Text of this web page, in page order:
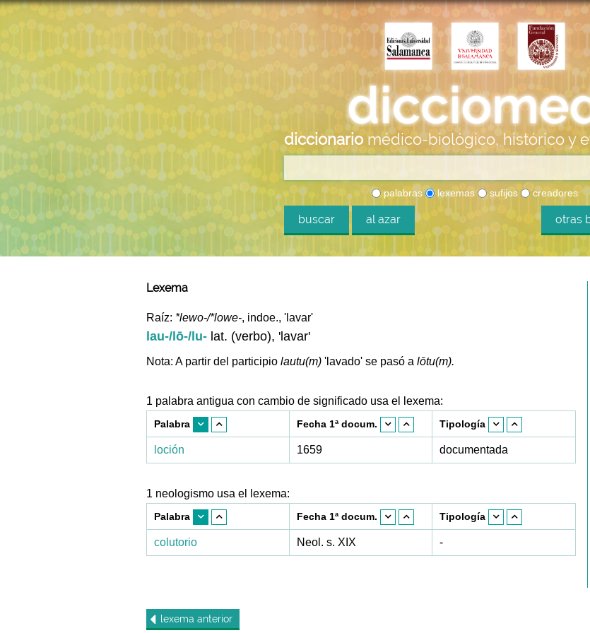
diccionario médico-biológico, histórico y
palabras lexemas sufijos creadores
buscar al azar otras
Lexema
Raíz: *lewo-/*lowe-, indoe., 'lavar'
lau-/lō-/lu- lat. (verbo), 'lavar'
Nota: A partir del participio lautu(m) 'lavado' se pasó a lōtu(m).
1 palabra antigua con cambio de significado usa el lexema:
Palabra Fecha 1ª docum. Tipología
loción 1659 documentada
1 neologismo usa el lexema:
Palabra Fecha 1ª docum. Tipología
colutorio Neol. s. XIX -
lexema anterior